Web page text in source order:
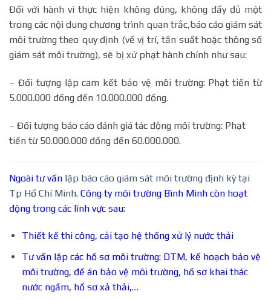
Đối với hành vi thực hiện không đúng, không đầy đủ một
trong các nội dung chương trình quan trắc,báo cáo giám sát
môi trường theo quy định (về vị trí, tần suất hoặc thông số
giám sát môi trường), sẽ bị xử phạt hành chính như sau:
– Đối tượng lập cam kết bảo vệ môi trường: Phạt tiền từ
5.000.000 đồng đến 10.000.000 đồng.
– Đối tượng báo cáo đánh giá tác động môi trường: Phạt
tiền từ 50.000.000 đồng đến 60.000.000.
Ngoài tư vấn lập báo cáo giám sát môi trường định kỳ tại
Tp Hồ Chí Minh. Công ty môi trường Bình Minh còn hoạt
động trong các lĩnh vực sau:
Thiết kế thi công, cải tạo hệ thống xử lý nước thải
Tư vấn lập các hồ sơ môi trường: DTM, kế hoạch bảo vệ
môi trường, đề án bảo vệ môi trường, hồ sơ khai thác
nước ngầm, hồ sơ xả thải,…